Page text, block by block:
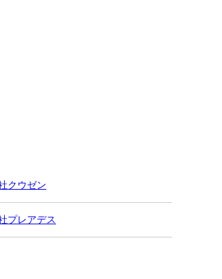
クウゼン
プレアデス